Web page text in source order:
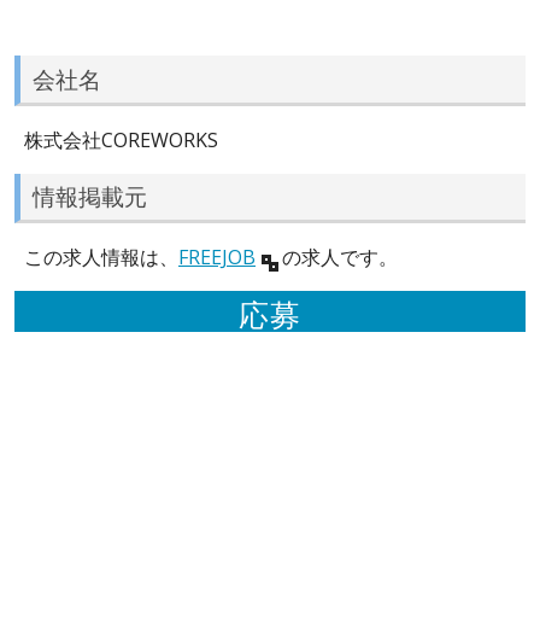
会社名
株式会社COREWORKS
情報掲載元
この求人情報は、 FREEJOB の求人です。
応募